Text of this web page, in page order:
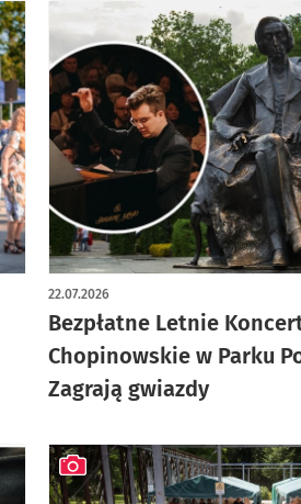
Bezpłatne Letnie
Chopinowskie w Parku
Zagrają gwiazdy
22.07.2026